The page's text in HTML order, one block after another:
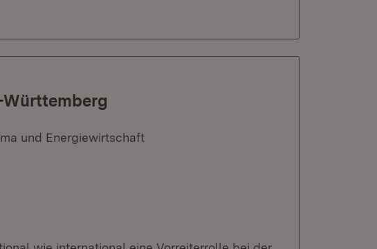
und Energiewirtschaft